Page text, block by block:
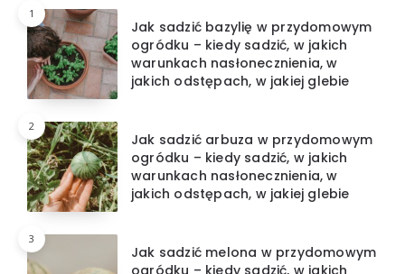
1
Jak sadzić bazylię w przydomowym
ogródku – kiedy sadzić, w jakich
warunkach nasłonecznienia, w
jakich odstępach, w jakiej glebie
2
Jak sadzić arbuza w przydomowym
ogródku – kiedy sadzić, w jakich
warunkach nasłonecznienia, w
jakich odstępach, w jakiej glebie
3
Jak sadzić melona w przydomowym